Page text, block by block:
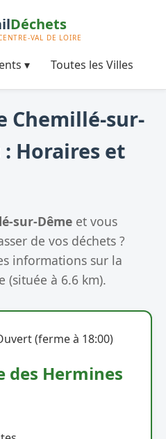
▾ Toutes les Villes
Chemillé-sur-
: Horaires et
sur-Dême et vous
de vos déchets ?
informations sur la
(située à 6.6 km).
(ferme à 18:00)
des Hermines